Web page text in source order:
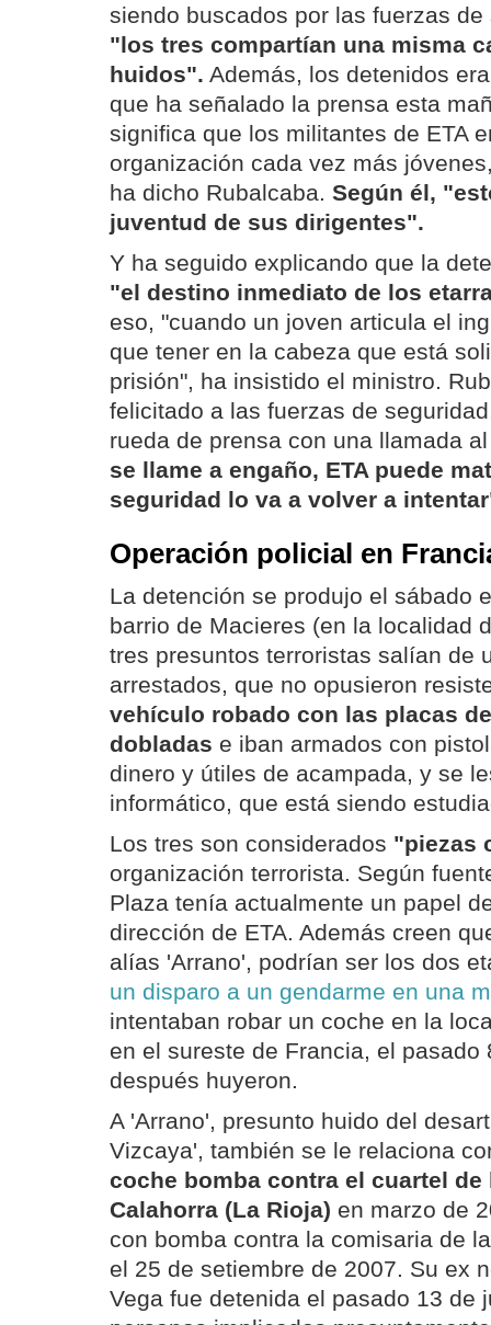
siendo buscados por las fuerzas
"los tres compartían una misma
huidos". Además, los detenidos
que ha señalado la prensa esta
significa que los militantes de ETA
organización cada vez más
ha dicho Rubalcaba. Según él,
juventud de sus dirigentes".
Y ha seguido explicando que la
"el destino inmediato de los
eso, "cuando un joven articula el
que tener en la cabeza que está
prisión", ha insistido el ministro.
felicitado a las fuerzas de
rueda de prensa con una llamada
se llame a engaño, ETA puede
seguridad lo va a volver a
Operación policial en
La detención se produjo el sábado
barrio de Macieres (en la localidad
tres presuntos terroristas salían de
arrestados, que no opusieron
vehículo robado con las placas
dobladas e iban armados con
dinero y útiles de acampada, y se
informático, que está siendo
Los tres son considerados "piezas
organización terrorista. Según
Plaza tenía actualmente un papel
dirección de ETA. Además creen
alías 'Arrano', podrían ser los dos
un disparo a un gendarme en una
intentaban robar un coche en la
en el sureste de Francia, el pasado
después huyeron.
A 'Arrano', presunto huido del
Vizcaya', también se le relaciona
coche bomba contra el cuartel de
Calahorra (La Rioja) en marzo de
con bomba contra la comisaria de
el 25 de setiembre de 2007. Su ex
Vega fue detenida el pasado 13 de